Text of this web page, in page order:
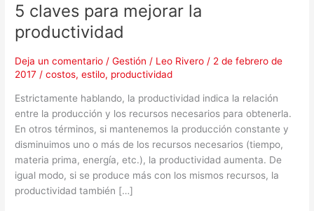
5 claves para mejorar la
productividad
Deja un comentario /Gestión / Leo Rivero / 2 de febrero de
2017 /costos,estilo, productividad
Estrictamente hablando, la productividad indica la relación
entre la producción y los recursos necesarios para obtenerla.
En otros términos, si mantenemos la producción constante y
disminuimos uno o más de los recursos necesarios (tiempo,
materia prima, energía, etc.), la productividad aumenta. De
igual modo, si se produce más con los mismos recursos, la
productividad también […]
5
para
la